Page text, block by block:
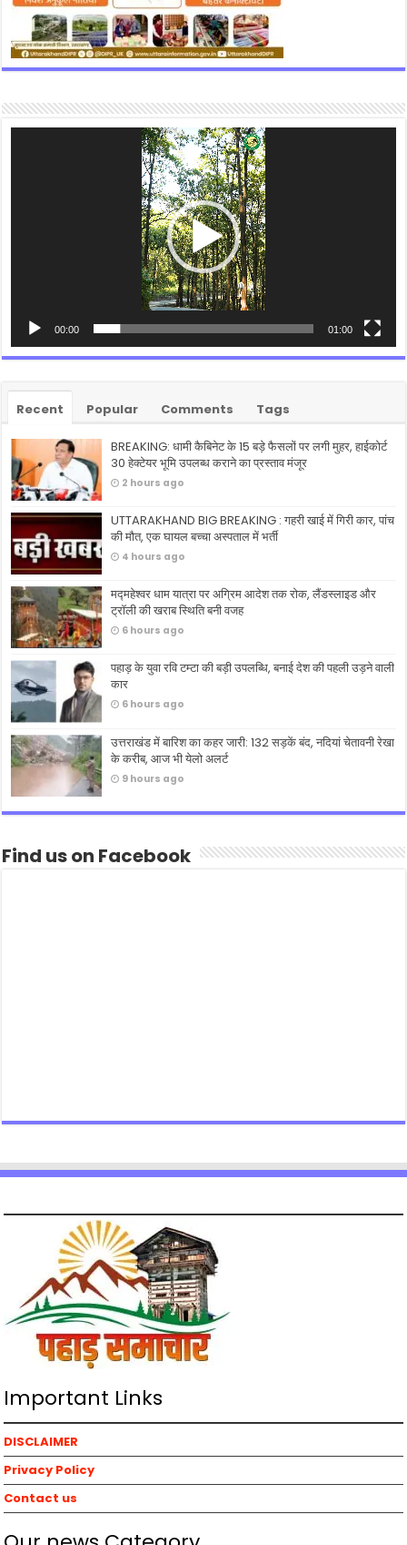
00:00 01:00
Recent Popular Comments Tags
BREAKING: धामी कैबिनेट के 15 बड़े फैसलों पर लगी मुहर, हाईकोर्ट
30 हेक्टेयर भूमि उपलब्ध कराने का प्रस्ताव मंजूर
2 hours ago
UTTARAKHAND BIG BREAKING : गहरी खाई में गिरी कार, पांच
की मौत, एक घायल बच्चा अस्पताल में भर्ती
4 hours ago
मद्महेश्वर धाम यात्रा पर अग्रिम आदेश तक रोक, लैंडस्लाइड और
ट्रॉली की खराब स्थिति बनी वजह
6 hours ago
पहाड़ के युवा रवि टम्टा की बड़ी उपलब्धि, बनाई देश की पहली उड़ने वाली
कार
6 hours ago
उत्तराखंड में बारिश का कहर जारी: 132 सड़कें बंद, नदियां चेतावनी रेखा
के करीब, आज भी येलो अलर्ट
9 hours ago
Find us on Facebook
Important Links
DISCLAIMER
Privacy Policy
Contact us